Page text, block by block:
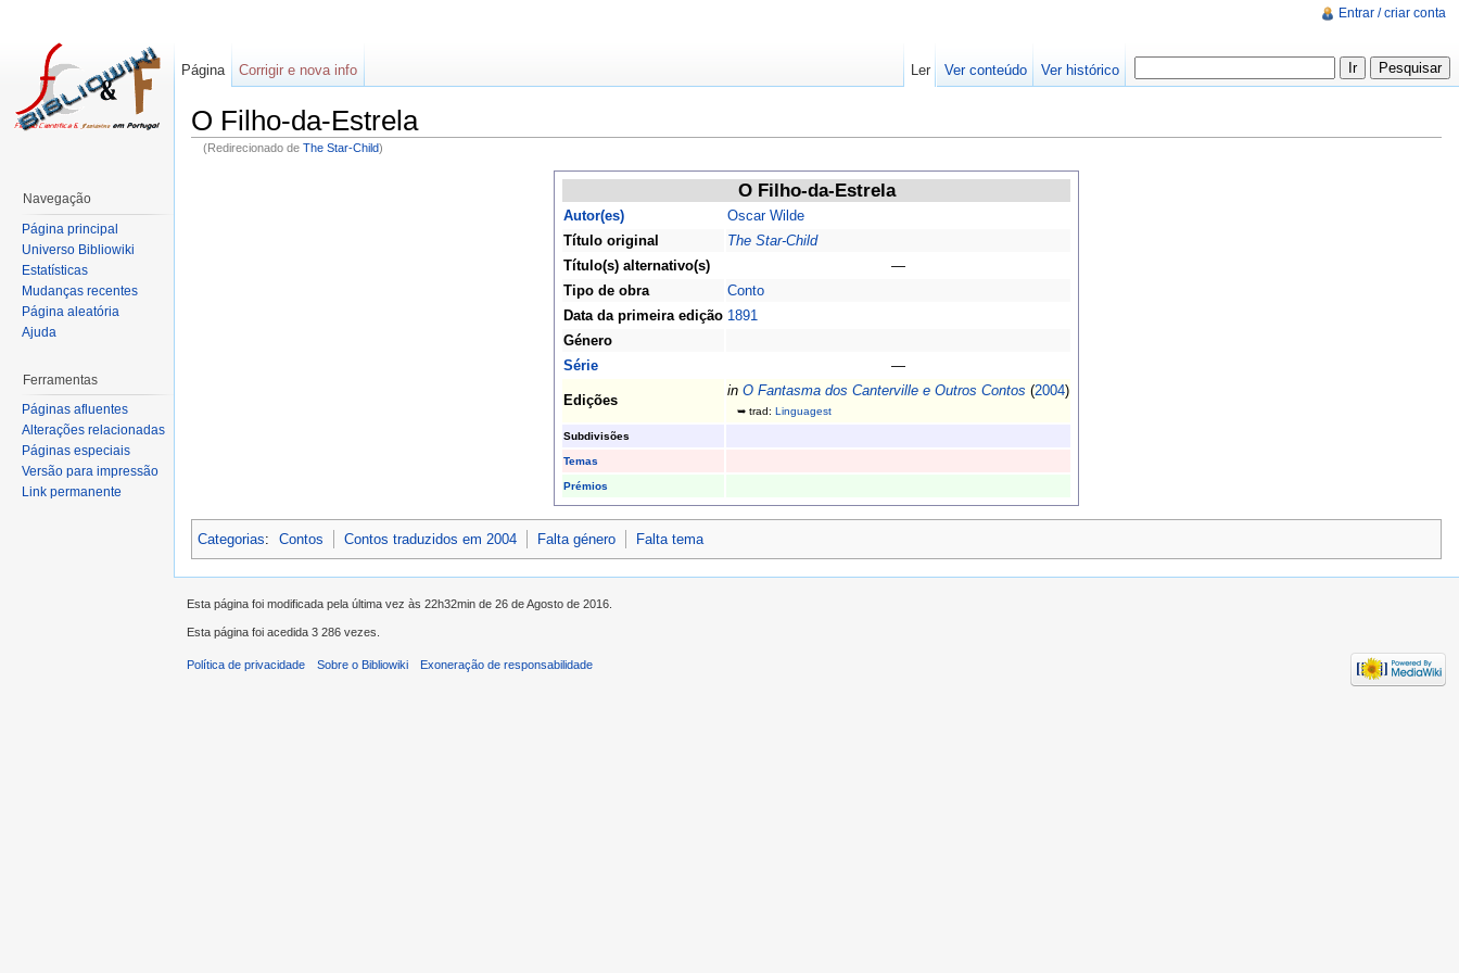
O Filho-da-Estrela
(Redirecionado de The Star-Child)
O Filho-da-Estrela
Autor(es)
Oscar Wilde
Título original
The Star-Child
Título(s) alternativo(s)
—
Tipo de obra
Conto
Data da primeira edição 1891
Género
Série
—
Edições
in O Fantasma dos Canterville e Outros Contos (2004)
➥ trad: Linguagest
Subdivisões
Temas
Prémios
Categorias: Contos Contos traduzidos em 2004 Falta género Falta tema
Entrar / criar conta
Página Corrigir e nova info Ler Ver conteúdo Ver histórico
Navegação
Página principal
Universo Bibliowiki
Estatísticas
Mudanças recentes
Página aleatória
Ajuda
Ferramentas
Páginas afluentes
Alterações relacionadas
Páginas especiais
Versão para impressão
Link permanente
Esta página foi modificada pela última vez às 22h32min de 26 de Agosto de 2016.
Esta página foi acedida 3 286 vezes.
Política de privacidade Sobre o Bibliowiki Exoneração de responsabilidade